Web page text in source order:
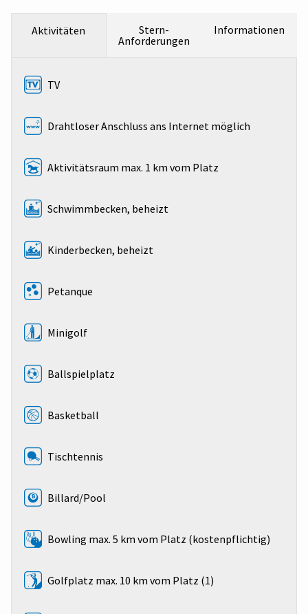
Aktivitäten
Stern-
Anforderungen
Informationen
TV
Drahtloser Anschluss ans Internet möglich
Aktivitätsraum max. 1 km vom Platz
Schwimmbecken, beheizt
Kinderbecken, beheizt
Petanque
Minigolf
Ballspielplatz
Basketball
Tischtennis
Billard/Pool
Bowling max. 5 km vom Platz (kostenpflichtig)
Golfplatz max. 10 km vom Platz (1)